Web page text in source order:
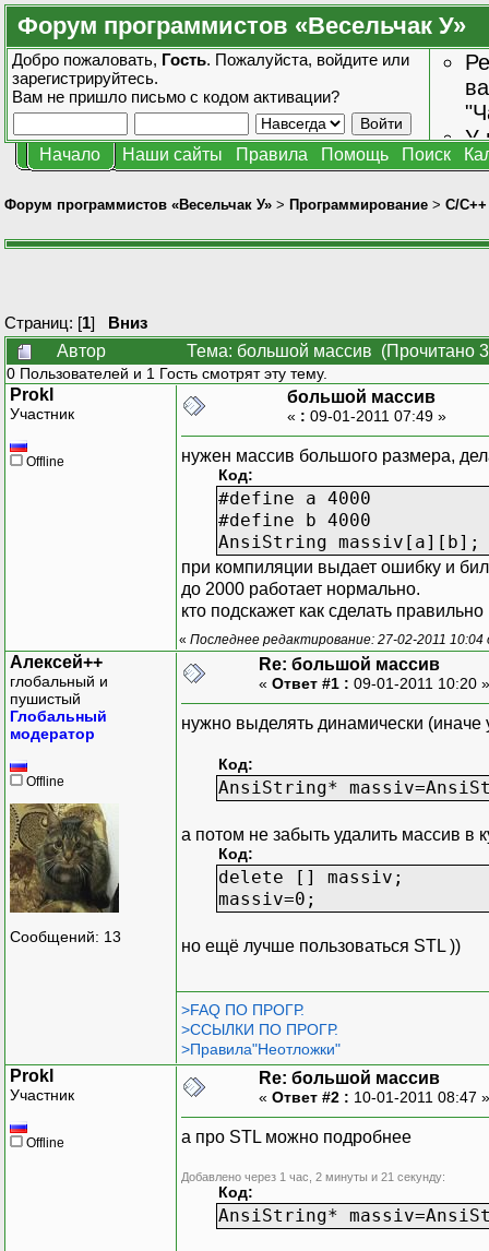
Форум программистов «Весельчак У»
Добро пожаловать, Гость. Пожалуйста, войдите или
зарегистрируйтесь.
Вам не пришло письмо с кодом активации?
У
Начало Наши сайты Правила Помощь Поиск
Форум программистов «Весельчак У» > Программирование > C/C++
Страниц: [1] Вниз
Автор
Тема: большой массив (Прочитано
0 Пользователей и 1 Гость смотрят эту тему.
Prokl
Участник
Offline
большой массив
« : 09-01-2011 07:49 »
нужен массив большого размера,
Код:
#define a 4000
#define b 4000
AnsiString massiv[a][b];
при компиляции выдает ошибку и
до 2000 работает нормально.
кто подскажет как сделать правильно
« Последнее редактирование: 27-02-2011
Алексей++
глобальный и
пушистый
Глобальный
модератор
Offline
Сообщений: 13
Re: большой массив
« Ответ #1 : 09-01-2011 10:20
нужно выделять динамически (иначе
Код:
AnsiString*
а потом не забыть удалить массив в
Код:
delete [] massiv;
massiv=0;
но ещё лучше пользоваться STL ))
>FAQ ПО ПРОГР.
>ССЫЛКИ ПО ПРОГР.
>Правила"Неотложки"
Prokl
Участник
Offline
Re: большой массив
« Ответ #2 : 10-01-2011 08:47
а про STL можно подробнее
Добавлено через 1 час, 2 минуты и 21 секунду:
Код:
AnsiString*